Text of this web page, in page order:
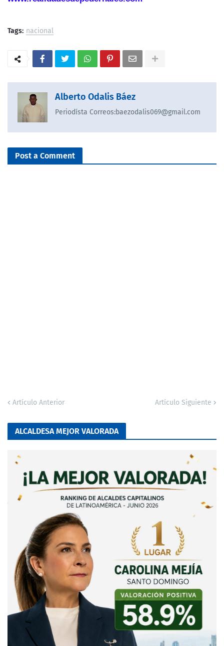
Tags: nacional
Alberto Odalis Báez
Periodísta Correos:baezodalis069@gmail.com
Post a Comment
Artículo Anterior Artículo Siguiente
ALCALDESA MEJOR VALORADA